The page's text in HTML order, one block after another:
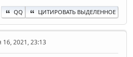
QQ ЦИТИРОВАТЬ ВЫДЕЛЕННОЕ
16, 2021, 23:13